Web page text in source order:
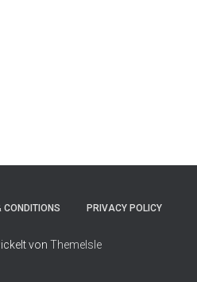
CONDITIONS PRIVACY POLICY
von ThemeIsle